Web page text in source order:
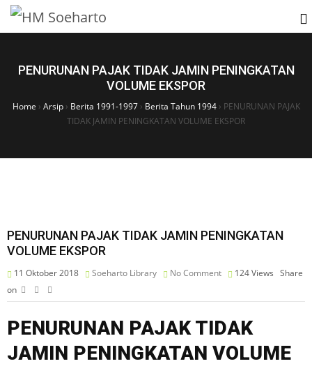
PENURUNAN PAJAK TIDAK JAMIN PENINGKATAN
VOLUME EKSPOR
Home › Arsip› Berita 1991-1997› Berita Tahun 1994› PENURUNAN PAJAK
TIDAK JAMIN PENINGKATAN VOLUME EKSPOR
PENURUNAN PAJAK TIDAK JAMIN PENINGKATAN
VOLUME EKSPOR
11 Oktober 2018 Soeharto Library No Comment 124Views Share
on
PENURUNAN PAJAK TIDAK
JAMIN PENINGKATAN VOLUME